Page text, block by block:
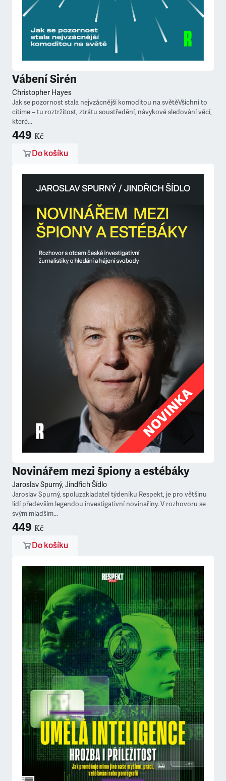
Vábení Sirén
Christopher Hayes
Jak se pozornost stala nejvzácnější komoditou na světěVšichni to
cítíme – tu roztržitost, ztrátu soustředění, návykové sledování věcí,
které...
449 Kč
Do košíku
Novinářem mezi špiony a estébáky
Jaroslav Spurný, Jindřich Šídlo
Jaroslav Spurný, spoluzakladatel týdeníku Respekt, je pro většinu
lidí především legendou investigativní novinařiny. V rozhovoru se
svým mladším...
449 Kč
Do košíku